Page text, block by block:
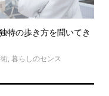
特の歩き方を聞いてき
, 暮らしのセンス